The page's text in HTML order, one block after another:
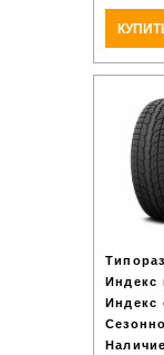
Индекс
Индекс